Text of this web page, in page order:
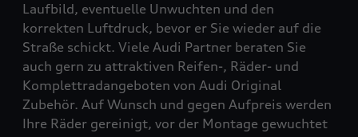
Laufbild, eventuelle Unwuchten und den
korrekten Luftdruck, bevor er Sie wieder auf die
Straße schickt. Viele Audi Partner beraten Sie
auch gern zu attraktiven Reifen-, Räder- und
Komplettradangeboten von Audi Original
Zubehör. Auf Wunsch und gegen Aufpreis werden
Ihre Räder gereinigt, vor der Montage gewuchtet